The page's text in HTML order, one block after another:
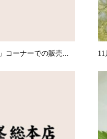
コーナーでの販売...